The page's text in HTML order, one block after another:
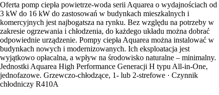
Oferta pomp ciepła powietrze-woda serii Aquarea o wydajnościach od
3 kW do 16 kW do zastosowań w budynkach mieszkalnych i
komercyjnych jest najbogatsza na rynku. Bez względu na potrzeby w
zakresie ogrzewania i chłodzenia, do każdego układu można dobrać
odpowiednie urządzenie. Pompy ciepła Aquarea można instalować w
budynkach nowych i modernizowanych. Ich eksploatacja jest
wyjątkowo opłacalna, a wpływ na środowisko naturalne – minimalny.
Jednostki Aquarea High Performance Generacji H typu All-in-One,
jednofazowe. Grzewczo-chłodzące, 1- lub 2-strefowe · Czynnik
chłodniczy R410A